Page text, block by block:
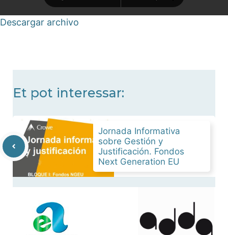
Descargar archivo
Et pot interessar:
Jornada Informativa
sobre Gestión y
Justificación. Fondos
Next Generation EU